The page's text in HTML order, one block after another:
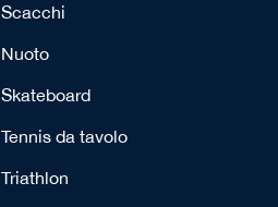
Scacchi
Nuoto
Skateboard
Tennis da tavolo
Triathlon